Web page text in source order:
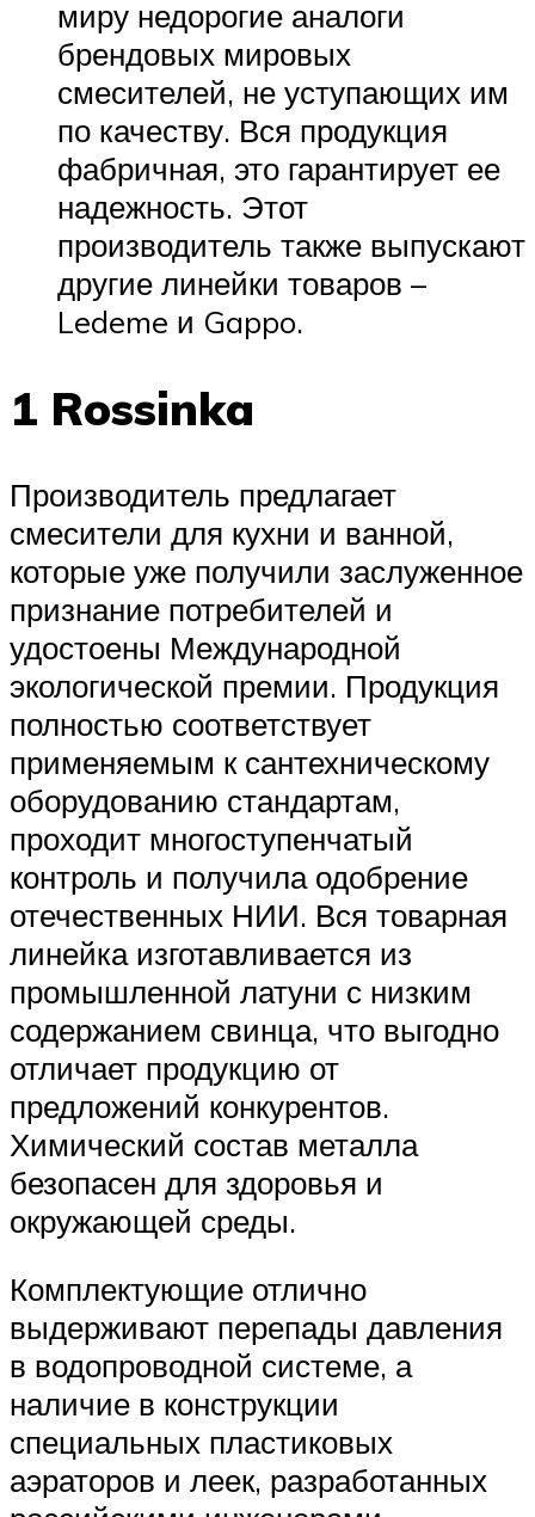
миру недорогие аналоги
брендовых мировых
смесителей, не уступающих им
по качеству. Вся продукция
фабричная, это гарантирует ее
надежность. Этот
производитель также выпускают
другие линейки товаров –
Ledeme и Gappo.
1 Rossinka
Производитель предлагает
смесители для кухни и ванной,
которые уже получили заслуженное
признание потребителей и
удостоены Международной
экологической премии. Продукция
полностью соответствует
применяемым к сантехническому
оборудованию стандартам,
проходит многоступенчатый
контроль и получила одобрение
отечественных НИИ. Вся товарная
линейка изготавливается из
промышленной латуни с низким
содержанием свинца, что выгодно
отличает продукцию от
предложений конкурентов.
Химический состав металла
безопасен для здоровья и
окружающей среды.
Комплектующие отлично
выдерживают перепады давления
в водопроводной системе, а
наличие в конструкции
специальных пластиковых
аэраторов и леек, разработанных